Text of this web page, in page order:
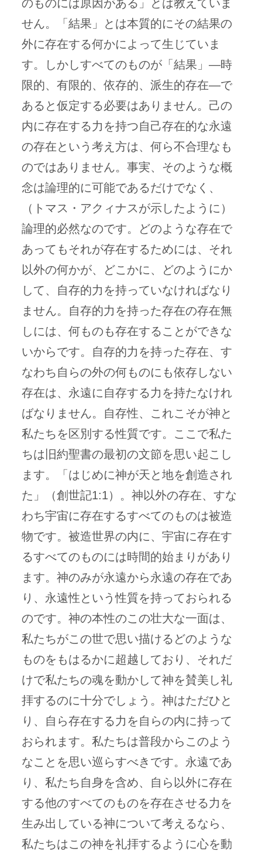
のものには原因がある」とは教えていま
せん。「結果」とは本質的にその結果の
外に存在する何かによって生じていま
す。しかしすべてのものが「結果」—時
限的、有限的、依存的、派生的存在—で
あると仮定する必要はありません。己の
内に存在する力を持つ自己存在的な永遠
の存在という考え方は、何ら不合理なも
のではありません。事実、そのような概
念は論理的に可能であるだけでなく、
（トマス・アクィナスが示したように）
論理的必然なのです。どのような存在で
あってもそれが存在するためには、それ
以外の何かが、どこかに、どのようにか
して、自存的力を持っていなければなり
ません。自存的力を持った存在の存在無
しには、何ものも存在することができな
いからです。自存的力を持った存在、す
なわち自らの外の何ものにも依存しない
存在は、永遠に自存する力を持たなけれ
ばなりません。自存性、これこそが神と
私たちを区別する性質です。ここで私た
ちは旧約聖書の最初の文節を思い起こし
ます。「はじめに神が天と地を創造され
た」（創世記1:1）。神以外の存在、すな
わち宇宙に存在するすべてのものは被造
物です。被造世界の内に、宇宙に存在す
るすべてのものには時間的始まりがあり
ます。神のみが永遠から永遠の存在であ
り、永遠性という性質を持っておられる
のです。神の本性のこの壮大な一面は、
私たちがこの世で思い描けるどのような
ものをもはるかに超越しており、それだ
けで私たちの魂を動かして神を賛美し礼
拝するのに十分でしょう。神はただひと
り、自ら存在する力を自らの内に持って
おられます。私たちは普段からこのよう
なことを思い巡らすべきです。永遠であ
り、私たち自身を含め、自ら以外に存在
する他のすべてのものを存在させる力を
生み出している神について考えるなら、
私たちはこの神を礼拝するように心を動